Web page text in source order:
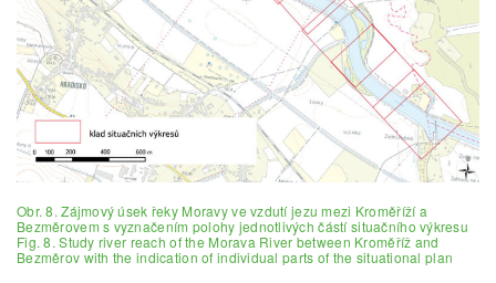
Obr. 8. Zájmový úsek řeky Moravy ve vzdutí jezu mezi Kroměříží a
Bezměrovem s vyznačením polohy jednotlivých částí situačního výkresu
Fig. 8. Study river reach of the Morava River between Kroměříž and
Bezměrov with the indication of individual parts of the situational plan